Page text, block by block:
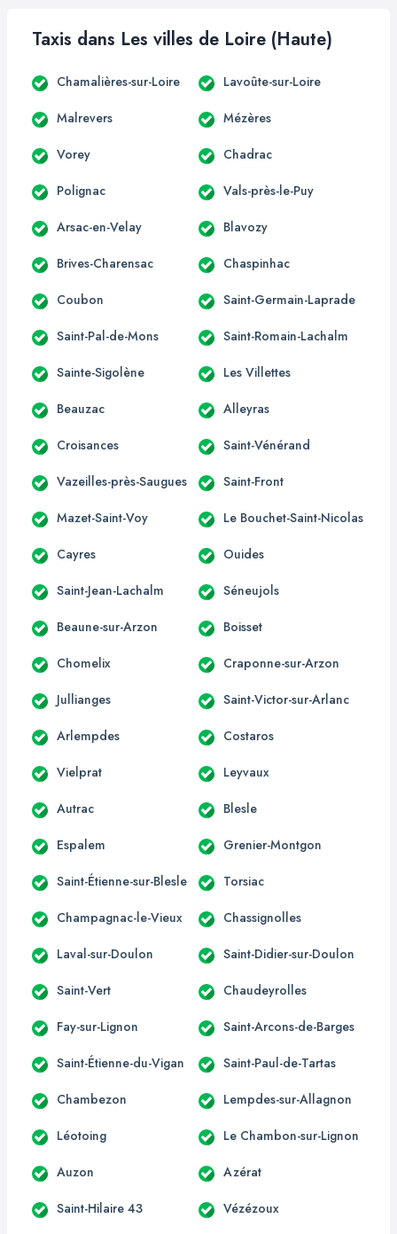
Taxis dans Les villes de Loire (Haute)
Chamalières-sur-Loire Lavoûte-sur-Loire
Malrevers Mézères
Vorey Chadrac
Polignac Vals-près-le-Puy
Arsac-en-Velay Blavozy
Brives-Charensac Chaspinhac
Coubon Saint-Germain-Laprade
Saint-Pal-de-Mons Saint-Romain-Lachalm
Sainte-Sigolène Les Villettes
Beauzac Alleyras
Croisances Saint-Vénérand
Vazeilles-près-Saugues Saint-Front
Mazet-Saint-Voy Le Bouchet-Saint-Nicolas
Cayres Ouides
Saint-Jean-Lachalm Séneujols
Beaune-sur-Arzon Boisset
Chomelix Craponne-sur-Arzon
Jullianges Saint-Victor-sur-Arlanc
Arlempdes Costaros
Vielprat Leyvaux
Autrac Blesle
Espalem Grenier-Montgon
Saint-Étienne-sur-Blesle Torsiac
Champagnac-le-Vieux Chassignolles
Laval-sur-Doulon Saint-Didier-sur-Doulon
Saint-Vert Chaudeyrolles
Fay-sur-Lignon Saint-Arcons-de-Barges
Saint-Étienne-du-Vigan Saint-Paul-de-Tartas
Chambezon Lempdes-sur-Allagnon
Léotoing Le Chambon-sur-Lignon
Auzon Azérat
Saint-Hilaire 43 Vézézoux